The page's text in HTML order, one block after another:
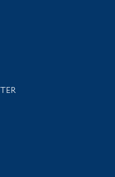
events